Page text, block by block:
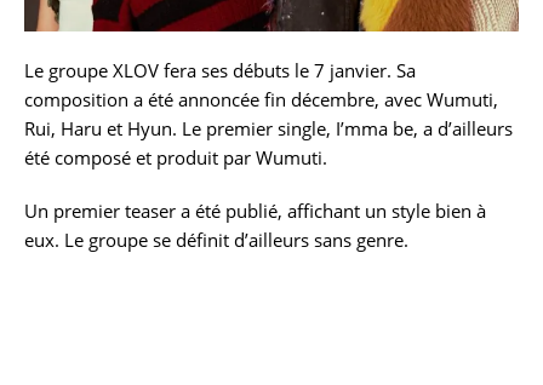
Le groupe XLOV fera ses débuts le 7 janvier. Sa
composition a été annoncée fin décembre, avec Wumuti,
Rui, Haru et Hyun. Le premier single, I’mma be, a d’ailleurs
été composé et produit par Wumuti.
Un premier teaser a été publié, affichant un style bien à
eux. Le groupe se définit d’ailleurs sans genre.